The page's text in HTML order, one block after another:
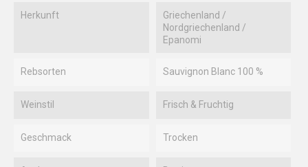
Herkunft
Griechenland /
Nordgriechenland /
Epanomi
Rebsorten Sauvignon Blanc 100 %
Weinstil Frisch & Fruchtig
Geschmack Trocken